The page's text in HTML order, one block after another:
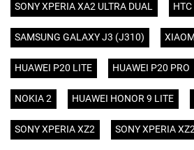
SONY XPERIA XA2 ULTRA DUAL
SAMSUNG GALAXY J3 (J310)
HUAWEI P20 LITE HUAWEI P20 PRO
NOKIA 2 HUAWEI HONOR 9 LITE
SONY XPERIA XZ2 SONY XPERIA